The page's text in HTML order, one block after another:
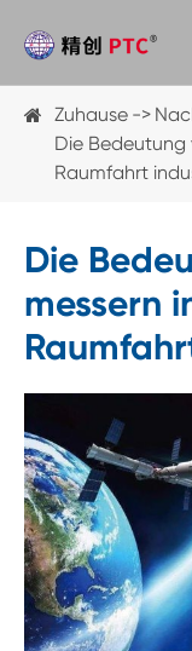
Zuhause
Die Bedeutung
Raumfahrt
Die
messern